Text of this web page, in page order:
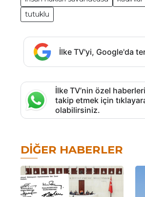
tutuklu
İlke TV'yi, Google'da
İlke TV’nin özel
takip etmek için
olabilirsiniz.
DIĞER HABERLER